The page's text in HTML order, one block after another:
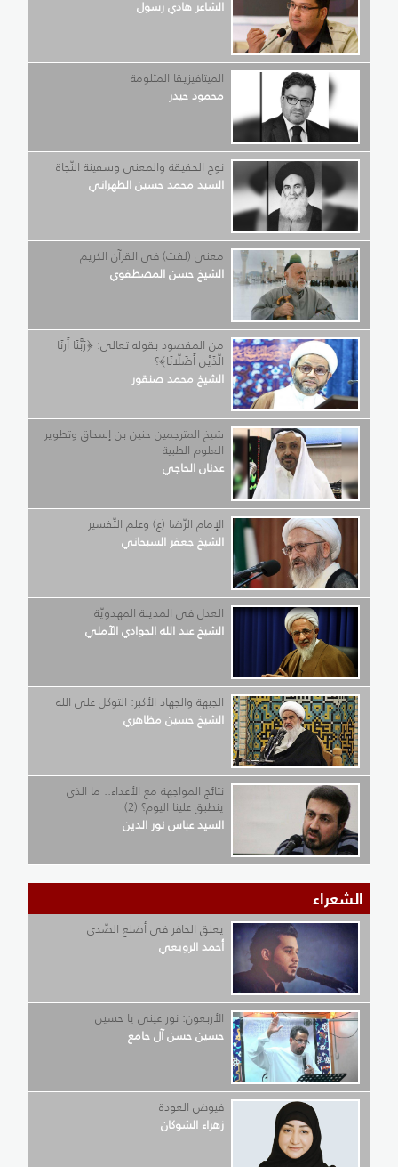
الشاعر هادي رسول
الميتافيزيقا المثلومة
محمود حيدر
نوح الحقيقة والمعنى وسفينة النّجاة
السيد محمد حسين الطهراني
معنى (لفت) في القرآن الكريم
الشيخ حسن المصطفوي
من المقصود بقوله تعالى: ﴿رَبَّنَا أَرِنَا
الَّذَيْنِ أَضَلَّانَا﴾؟
الشيخ محمد صنقور
شيخ المترجمين حنين بن إسحاق وتطوير
العلوم الطبية
عدنان الحاجي
الإمام الرّضا (ع) وعلم التّفسير
الشيخ جعفر السبحاني
العدل في المدينة المهدويّة
الشيخ عبد الله الجوادي الآملي
الجبهة والجهاد الأكبر: التوكل على الله
الشيخ حسين مظاهري
نتائج المواجهة مع الأعداء.. ما الذي
ينطبق علينا اليوم؟ (2)
السيد عباس نور الدين
الشعراء
يعلق الحافر في أضلع الصّدى
أحمد الرويعي
الأربعون: نور عيني يا حسين
حسين حسن آل جامع
فيوض العودة
زهراء الشوكان